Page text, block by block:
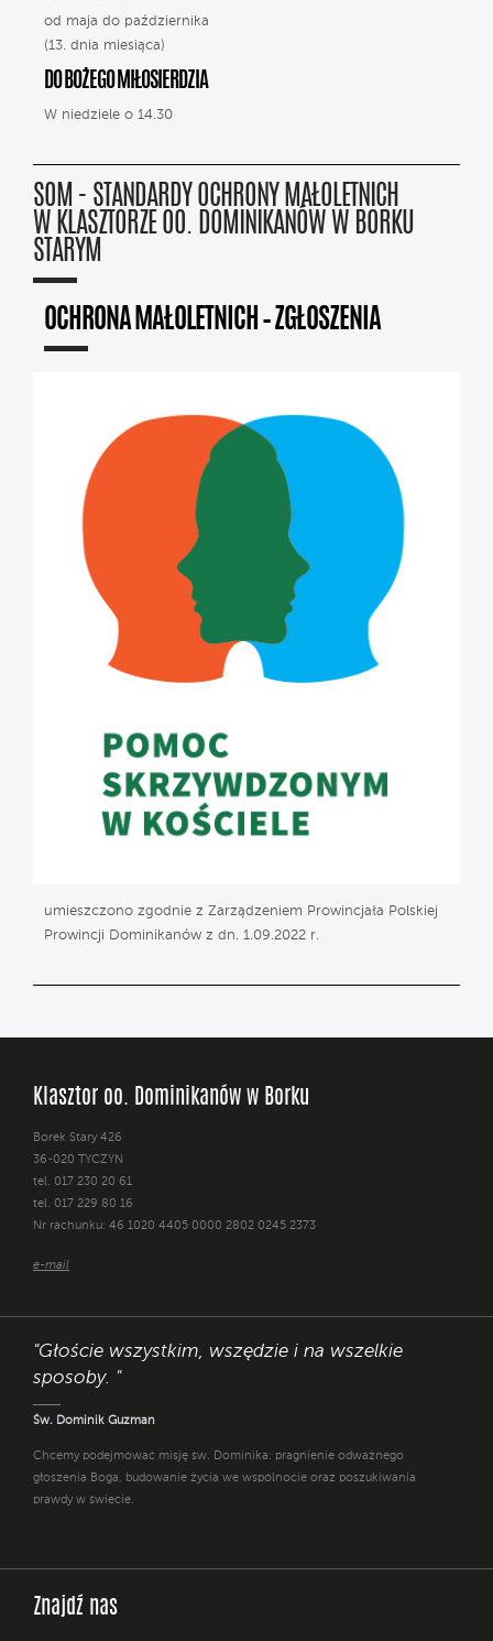
od maja do października
(13. dnia miesiąca)
DO BOŻEGO MIŁOSIERDZIA
W niedziele o 14.30
SOM - STANDARDY OCHRONY MAŁOLETNICH
W KLASZTORZE OO. DOMINIKANÓW W BORKU
STARYM
OCHRONA MAŁOLETNICH – ZGŁOSZENIA
umieszczono zgodnie z Zarządzeniem Prowincjała Polskiej
Prowincji Dominikanów z dn. 1.09.2022 r.
Klasztor oo. Dominikanów w Borku
Borek Stary 426
36-020 TYCZYN
tel. 017 230 20 61
tel. 017 229 80 16
Nr rachunku: 46 1020 4405 0000 2802 0245 2373
e-mail
"Głoście wszystkim, wszędzie i na wszelkie
sposoby. "
Św. Dominik Guzman
Chcemy podejmować misję św. Dominika: pragnienie odważnego
głoszenia Boga, budowanie życia we wspólnocie oraz poszukiwania
prawdy w świecie.
Znajdź nas